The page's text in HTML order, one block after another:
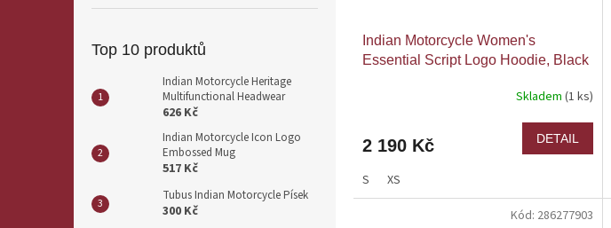
Top 10 produktů
Indian Motorcycle Heritage
Multifunctional Headwear
626 Kč
Indian Motorcycle Icon Logo
Embossed Mug
517 Kč
Tubus Indian Motorcycle Písek
300 Kč
Indian Motorcycle Women's
Essential Script Logo Hoodie, Black
Skladem (1 ks)
2 190 Kč DETAIL
S XS
Kód: 286277903